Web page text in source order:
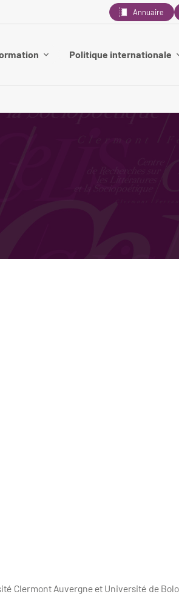
Annuaire
Politique internationale
Clermont Auvergne et Université de